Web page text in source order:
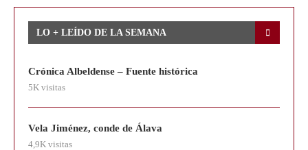
LO + LEÍDO DE LA SEMANA
Crónica Albeldense – Fuente histórica
5K visitas
Vela Jiménez, conde de Álava
4,9K visitas